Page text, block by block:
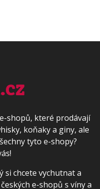
.cz
shopů, které prodávají
koňaky a giny, ale
tyto e-shopy?
chcete vychutnat a
e-shopů s víny a